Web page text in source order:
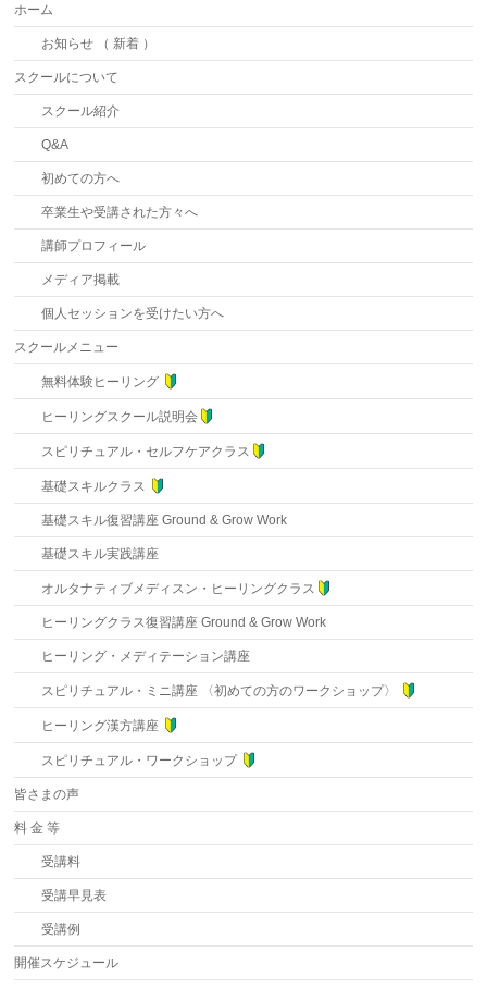
ホーム
お知らせ （ 新着 ）
スクールについて
スクール紹介
Q&A
初めての方へ
卒業生や受講された方々へ
講師プロフィール
メディア掲載
個人セッションを受けたい方へ
スクールメニュー
無料体験ヒーリング
ヒーリングスクール説明会
スピリチュアル・セルフケアクラス
基礎スキルクラス
基礎スキル復習講座 Ground & Grow Work
基礎スキル実践講座
オルタナティブメディスン・ヒーリングクラス
ヒーリングクラス復習講座 Ground & Grow Work
ヒーリング・メディテーション講座
スピリチュアル・ミニ講座 〈初めての方のワークショップ〉
ヒーリング漢方講座
スピリチュアル・ワークショップ
皆さまの声
料 金 等
受講料
受講早見表
受講例
開催スケジュール